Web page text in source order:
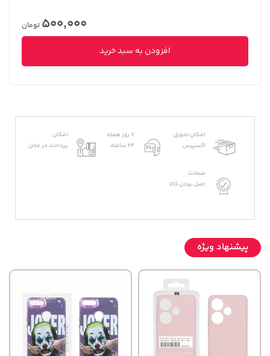
500,000 تومان
افزودن به سبد خرید
امکان تحویل
اکسپرس
7 روز هفته
24 ساعته
امکان
پرداخت در محل
ضمانت
اصل بودن کالا
پیشنهاد ویژه